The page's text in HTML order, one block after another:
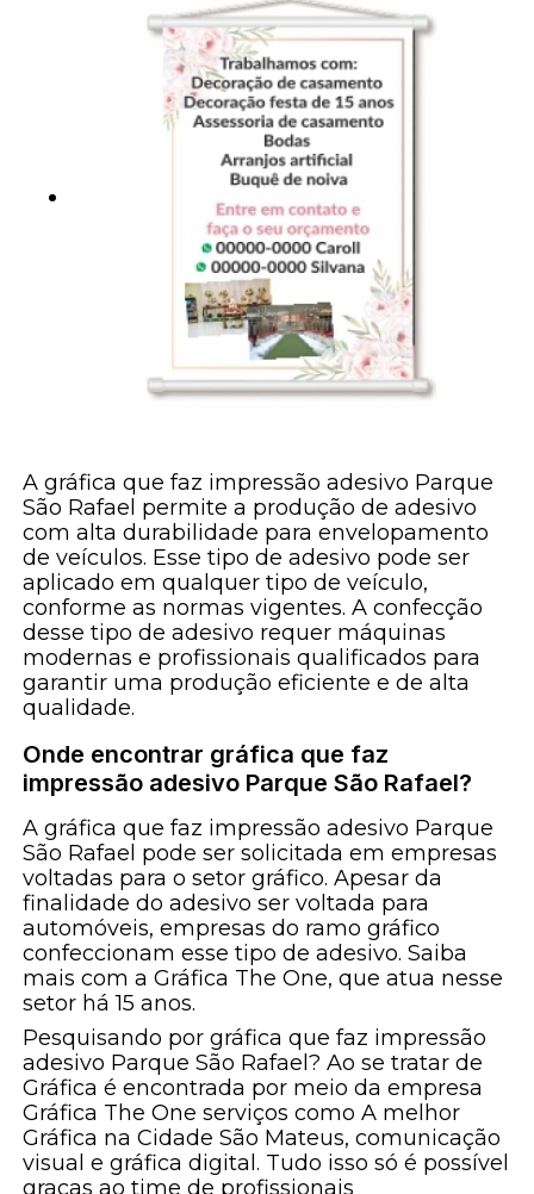
A gráfica que faz impressão adesivo Parque
São Rafael permite a produção de adesivo
com alta durabilidade para envelopamento
de veículos. Esse tipo de adesivo pode ser
aplicado em qualquer tipo de veículo,
conforme as normas vigentes. A confecção
desse tipo de adesivo requer máquinas
modernas e profissionais qualificados para
garantir uma produção eficiente e de alta
qualidade.
Onde encontrar gráfica que faz
impressão adesivo Parque São Rafael?
A gráfica que faz impressão adesivo Parque
São Rafael pode ser solicitada em empresas
voltadas para o setor gráfico. Apesar da
finalidade do adesivo ser voltada para
automóveis, empresas do ramo gráfico
confeccionam esse tipo de adesivo. Saiba
mais com a Gráfica The One, que atua nesse
setor há 15 anos.
Pesquisando por gráfica que faz impressão
adesivo Parque São Rafael? Ao se tratar de
Gráfica é encontrada por meio da empresa
Gráfica The One serviços como A melhor
Gráfica na Cidade São Mateus, comunicação
visual e gráfica digital. Tudo isso só é possível
graças ao time de profissionais